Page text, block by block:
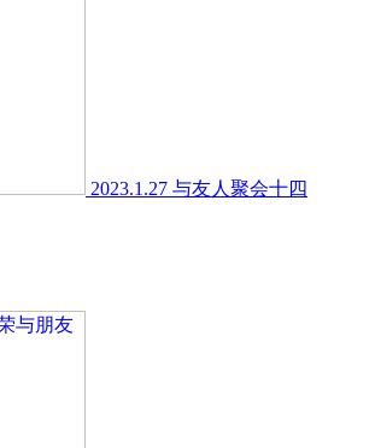
2023.1.27 与友人聚会十四